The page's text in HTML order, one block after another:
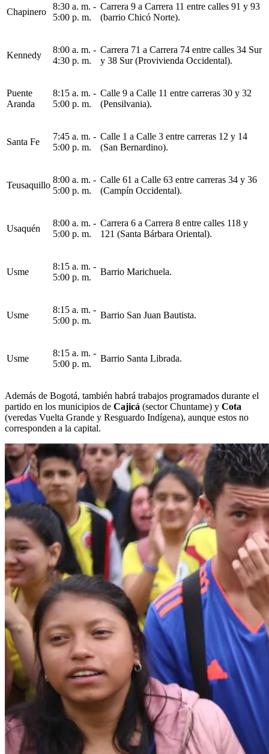
Chapinero
8:30 a. m. -
5:00 p. m.
Carrera 9 a Carrera 11 entre calles 91 y 93
(barrio Chicó Norte).
Kennedy
8:00 a. m. -
4:30 p. m.
Carrera 71 a Carrera 74 entre calles 34 Sur
y 38 Sur (Provivienda Occidental).
Puente
Aranda
8:15 a. m. -
5:00 p. m.
Calle 9 a Calle 11 entre carreras 30 y 32
(Pensilvania).
Santa Fe
7:45 a. m. -
5:00 p. m.
Calle 1 a Calle 3 entre carreras 12 y 14
(San Bernardino).
Teusaquillo
8:00 a. m. -
5:00 p. m.
Calle 61 a Calle 63 entre carreras 34 y 36
(Campín Occidental).
Usaquén
8:00 a. m. -
5:00 p. m.
Carrera 6 a Carrera 8 entre calles 118 y
121 (Santa Bárbara Oriental).
Usme
8:15 a. m. -
5:00 p. m.
Barrio Marichuela.
Usme
8:15 a. m. -
5:00 p. m.
Barrio San Juan Bautista.
Usme
8:15 a. m. -
5:00 p. m.
Barrio Santa Librada.
Además de Bogotá, también habrá trabajos programados durante el
partido en los municipios de Cajicá (sector Chuntame) y Cota
(veredas Vuelta Grande y Resguardo Indígena), aunque estos no
corresponden a la capital.